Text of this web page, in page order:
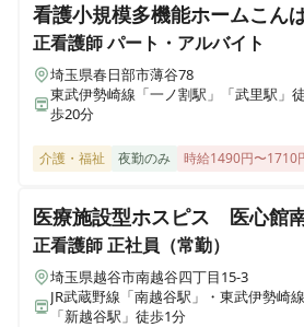
ALSOK介護 ショートステイ みんな
埼玉県さいたま市北区吉野町1-356-1
ALSOK介護 デイサービス かたくり
東京都町田市中町2-4-5 ヘーベルVillageやまだ
ALSOK介護 デイサービスかたくり
埼玉県富士見市東みずほ台2-15-13
ALSOK介護 デイサービスかたくりの
神奈川県相模原市南区相模台団地5-7
看護小規模多機能ホームこん
正看護師パート・アルバイト
埼玉県春日部市薄谷78
東武伊勢崎線「一ノ割駅」「武里駅」徒
歩20分
介護・福祉 夜勤のみ 時給1490円〜1710
医療施設型ホスピス 医心館
正看護師正社員（常勤）
埼玉県越谷市南越谷四丁目15-3
JR武蔵野線「南越谷駅」・東武伊勢崎線
「新越谷駅」徒歩1分